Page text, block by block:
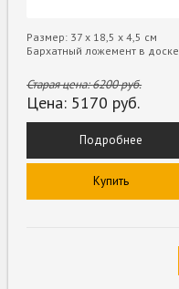
Размер: 37 х 18,5 х 4,5 см
Бархатный ложемент в доске
Старая цена:6200руб.
Цена: 5170 руб.
Подробнее
Купить